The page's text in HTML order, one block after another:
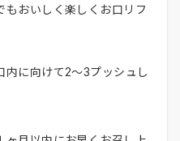
もおいしく楽しくお口リフ
内に向けて2〜3プッシュし